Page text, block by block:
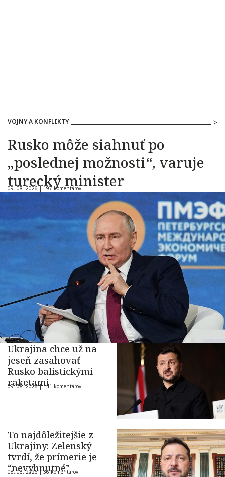
VOJNY A KONFLIKTY
Rusko môže siahnuť po
„poslednej možnosti“, varuje
turecký minister
09. 08. 2026 | 197 komentárov
Ukrajina chce už na
jeseň zasahovať
Rusko balistickými
raketami
09. 08. 2026 |141 komentárov
To najdôležitejšie z
Ukrajiny: Zelenský
tvrdí, že prímerie je
“nevyhnutné”
08. 08. 2026 |36 komentárov